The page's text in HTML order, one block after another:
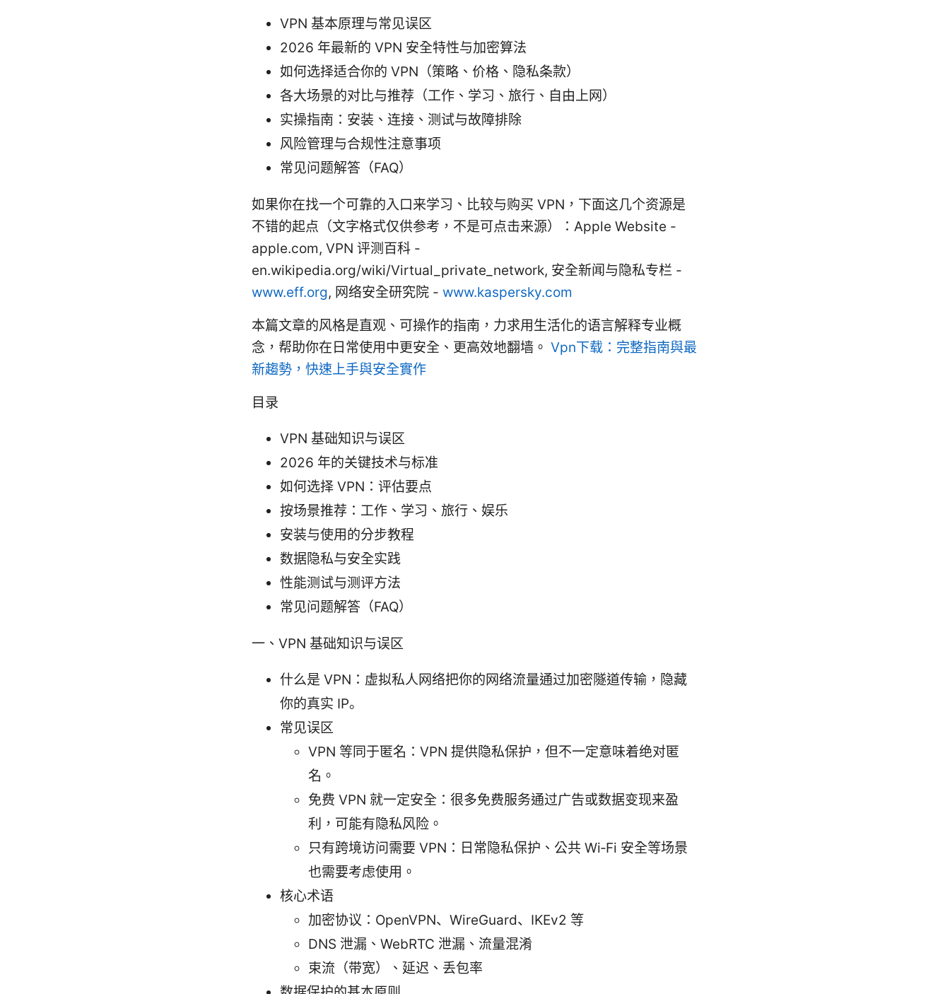
VPN 基本原理与常见误区
2026 年最新的 VPN 安全特性与加密算法
如何选择适合你的 VPN（策略、价格、隐私条款）
各大场景的对比与推荐（工作、学习、旅行、自由上网）
实操指南：安装、连接、测试与故障排除
风险管理与合规性注意事项
常见问题解答（FAQ）
如果你在找一个可靠的入口来学习、比较与购买 VPN，下面这几个资源是
不错的起点（文字格式仅供参考，不是可点击来源）：Apple Website -
apple.com, VPN 评测百科 -
en.wikipedia.org/wiki/Virtual_private_network, 安全新闻与隐私专栏 -
www.eff.org, 网络安全研究院 - www.kaspersky.com
本篇文章的风格是直观、可操作的指南，力求用生活化的语言解释专业概
念，帮助你在日常使用中更安全、更高效地翻墙。 Vpn下载：完整指南與最
新趨勢，快速上手與安全實作
目录
VPN 基础知识与误区
2026 年的关键技术与标准
如何选择 VPN：评估要点
按场景推荐：工作、学习、旅行、娱乐
安装与使用的分步教程
数据隐私与安全实践
性能测试与测评方法
常见问题解答（FAQ）
一、VPN 基础知识与误区
什么是 VPN：虚拟私人网络把你的网络流量通过加密隧道传输，隐藏
你的真实 IP。
常见误区
VPN 等同于匿名：VPN 提供隐私保护，但不一定意味着绝对匿
名。
免费 VPN 就一定安全：很多免费服务通过广告或数据变现来盈
利，可能有隐私风险。
只有跨境访问需要 VPN：日常隐私保护、公共 Wi‑Fi 安全等场景
也需要考虑使用。
核心术语
加密协议：OpenVPN、WireGuard、IKEv2 等
DNS 泄漏、WebRTC 泄漏、流量混淆
束流（带宽）、延迟、丢包率